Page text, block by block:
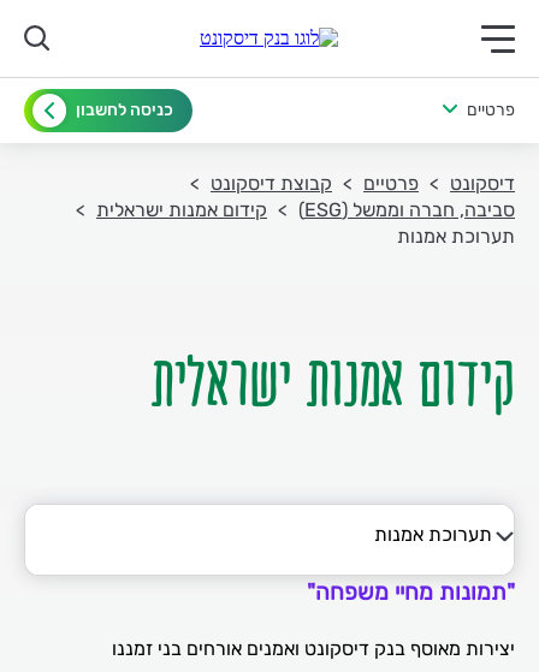
תפריט ראשי לנייד
פרטיים כניסה לחשבון
דיסקונט פרטיים
קבוצת דיסקונט
סביבה, חברה וממשל (ESG)
קידום אמנות ישראלית
תערוכת אמנות
קידום אמנות ישראלית
תערוכת אמנות
בדרכה של משפחת רקאנטי
"תמונות מחיי משפחה"
יצירות מאוסף בנק דיסקונט ואמנים אורחים בני זמננו